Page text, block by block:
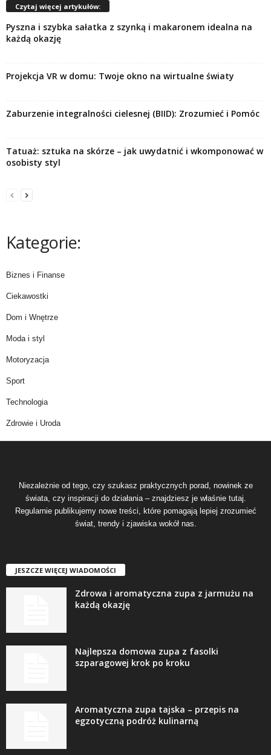
Czytaj więcej artykułów:
Pyszna i szybka sałatka z szynką i makaronem idealna na
każdą okazję
Projekcja VR w domu: Twoje okno na wirtualne światy
Zaburzenie integralności cielesnej (BIID): Zrozumieć i Pomóc
Tatuaż: sztuka na skórze – jak uwydatnić i wkomponować w
osobisty styl
Kategorie:
Biznes i Finanse
Ciekawostki
Dom i Wnętrze
Moda i styl
Motoryzacja
Sport
Technologia
Zdrowie i Uroda
Niezależnie od tego, czy szukasz praktycznych porad, nowinek ze
świata, czy inspiracji do działania – znajdziesz je właśnie tutaj.
Regularnie publikujemy nowe treści, które pomagają lepiej zrozumieć
świat, trendy i zjawiska wokół nas.
JESZCZE WIĘCEJ WIADOMOŚCI
Zdrowa i aromatyczna zupa z jarmużu na
każdą okazję
Najlepsza domowa zupa z fasolki
szparagowej krok po kroku
Aromatyczna zupa tajska – przepis na
egzotyczną podróż kulinarną